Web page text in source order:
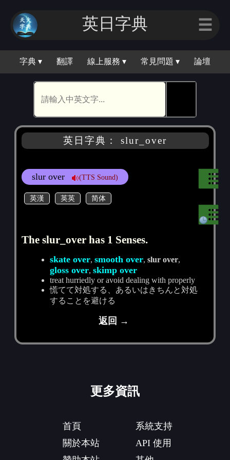
英日字典 ☰
字典 ▾ 翻譯 線上服務 ▾ 常見問題 ▾ 論壇
英日字典： slur_over
slur over (TTS Sound)
英漢 英英 简体
The slur_over has 1 Senses.
skate over,smooth over,slur over,
gloss over,skimp over
treat hurriedly or avoid dealing with properly
慌てて対処する、あるいはきちんと対処
することを避ける
返回 →
更多資訊
首頁
關於本站
系統支持
API 使用